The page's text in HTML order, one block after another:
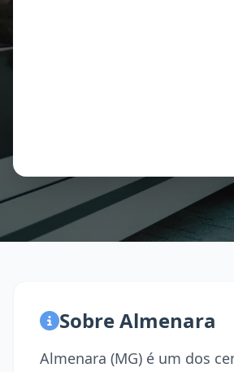
Sobre Almenara
Almenara (MG) é um dos